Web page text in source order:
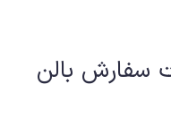
سفارش بالن